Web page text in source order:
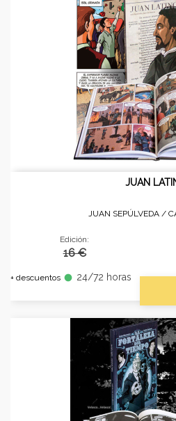
JUAN
JUAN SEPÚLVEDA /
Edición:
16 €
+ descuentos fiber_manual_record 24/72 horas